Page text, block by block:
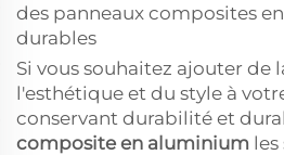
des panneaux composites
durables
Si vous souhaitez ajouter de
l'esthétique et du style à
conservant durabilité et
composite en aluminium